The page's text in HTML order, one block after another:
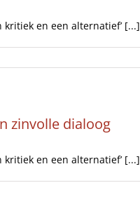
en een alternatief’ [...]
zinvolle dialoog
en een alternatief’ [...]